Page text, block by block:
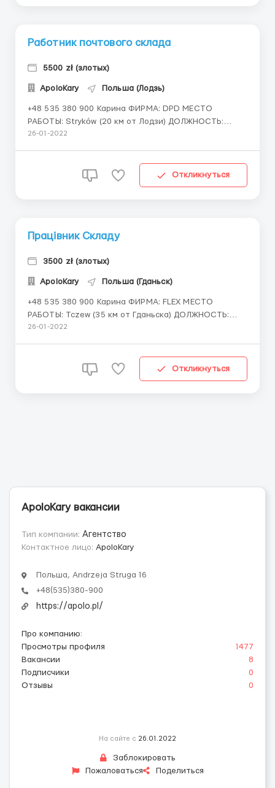
Работник почтового склада
5500 zł (злотых)
ApoloKary Польша (Лодзь)
+48 535 380 900 Карина ФИРМА: DPD МЕСТО
РАБОТЫ: Stryków (20 км от Лодзи) ДОЛЖНОСТЬ:
работник почтового склада О ФИРМЕ: DPD -
логистических сетей в Европе ОПЛАТА ● 15,01 зл/час
26-01-2022
Откликнуться
Працівник Складу
3500 zł (злотых)
ApoloKary Польша (Гданьск)
+48 535 380 900 Карина ФИРМА: FLEX МЕСТО
РАБОТЫ: Tczew (35 км от Гданьска) ДОЛЖНОСТЬ:
работник производственной линии / работник
bluetooth-гарнитуры. Те, кто один раз устраивается
на работу на FLEX, больше...
26-01-2022
Откликнуться
ApoloKary вакансии
Тип компании: Агентство
Контактное лицо: ApoloKary
Польша, Andrzeja Struga 16
+48(535)380-900
https://apolo.pl/
Про компанию:
Просмотры профиля
1477
Вакансии
8
Подписчики
0
Отзывы
0
На сайте с 26.01.2022
Заблокировать
Пожаловаться
Поделиться